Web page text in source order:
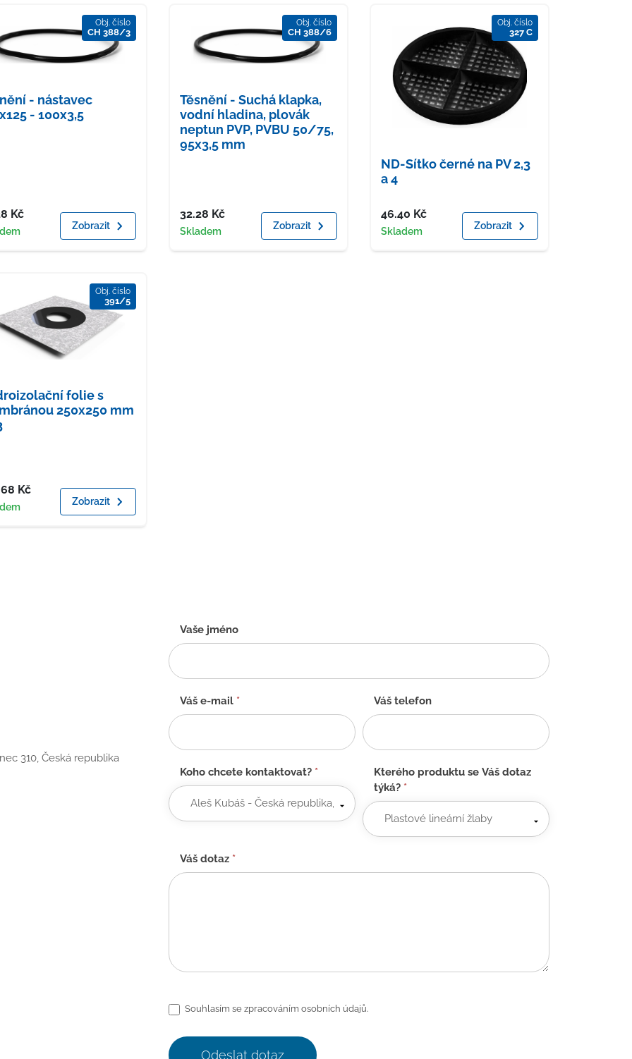
Obj. číslo
CH 388/3
- nástavec
- 100x3,5
Kč
Zobrazit
Obj. číslo
CH 388/6
Těsnění - Suchá klapka,
vodní hladina, plovák
neptun PVP, PVBU 50/75,
95x3,5 mm
Cena
32.28 Kč
Dostupnost
Skladem Zobrazit
Obj. číslo
327 C
ND-Sítko černé na PV 2,3
a 4
Cena
46.40 Kč
Dostupnost
Skladem Zobrazit
Obj. číslo
391/5
folie s
250x250 mm
Kč
Zobrazit
310, Česká republika
Kontaktní
formulář
-
CZ
Vaše jméno
Váš e-mail * Váš telefon
Koho chcete kontaktovat? *
Kterého produktu se Váš dotaz
týká? *
Váš dotaz *
Souhlasím se zpracováním osobních údajů.
Odeslat dotaz